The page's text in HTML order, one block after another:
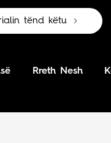
tënd këtu
Rreth Nesh